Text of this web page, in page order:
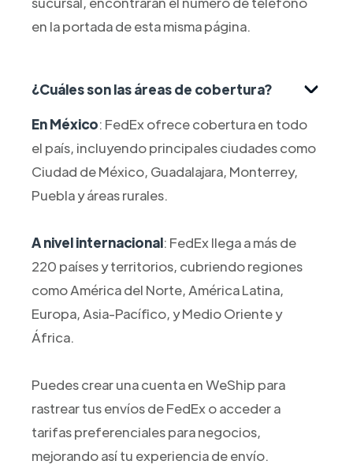
en la portada de esta misma página.
¿Cuáles son las áreas de cobertura?
En México: FedEx ofrece cobertura en todo
el país, incluyendo principales ciudades como
Ciudad de México, Guadalajara, Monterrey,
Puebla y áreas rurales.
A nivel internacional: FedEx llega a más de
220 países y territorios, cubriendo regiones
como América del Norte, América Latina,
Europa, Asia-Pacífico, y Medio Oriente y
África.
Puedes crear una cuenta en WeShip para
rastrear tus envíos de FedEx o acceder a
tarifas preferenciales para negocios,
mejorando así tu experiencia de envío.